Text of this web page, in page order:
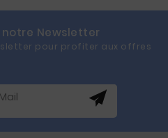
Newsletter
pour profiter aux offres